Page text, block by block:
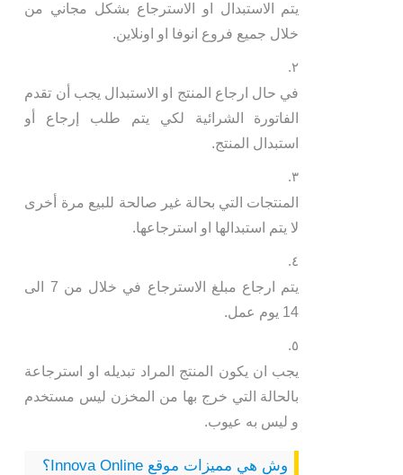
يتم الاستبدال او الاسترجاع بشكل مجاني من
خلال جميع فروع انوفا او اونلاين.
في حال ارجاع المنتج او الاستبدال يجب أن تقدم
الفاتورة الشرائية لكي يتم طلب إرجاع أو
استبدال المنتج.
المنتجات التي بحالة غير صالحة للبيع مرة أخرى
لا يتم استبدالها او استرجاعها.
يتم ارجاع مبلغ الاسترجاع في خلال من 7 الى
14 يوم عمل.
يجب ان يكون المنتج المراد تبديله او استرجاعة
بالحالة التي خرج بها من المخزن ليس مستخدم
و ليس به عيوب.
وش هي مميزات موقع Innova Online؟